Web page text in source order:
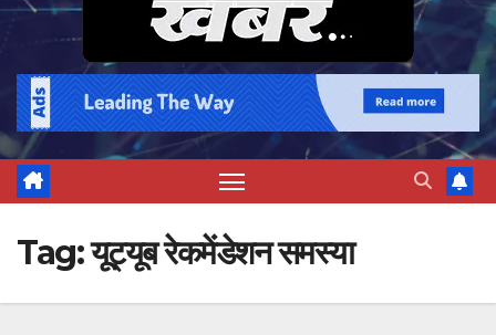
Tag:यूट्यूब रेकमेंडेशन समस्या